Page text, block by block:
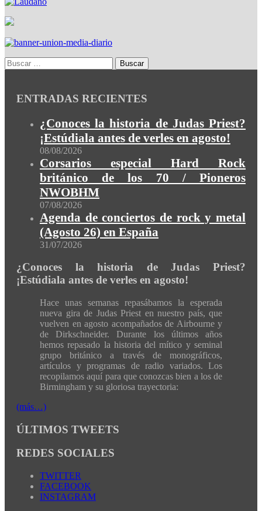
ENTRADAS RECIENTES
¿Conoces la historia de Judas Priest?
¡Estúdiala antes de verles en agosto!
08/08/2026
Corsarios especial Hard Rock
británico de los 70 / Pioneros
NWOBHM
07/08/2026
Agenda de conciertos de rock y metal
(Agosto 26) en España
31/07/2026
¿Conoces la historia de Judas Priest?
¡Estúdiala antes de verles en agosto!
Hace unas semanas repasábamos la esperada
nueva gira de Judas Priest en nuestro país, que
vuelven en agosto acompañados de Airbourne y
de Dirkschneider. Durante los últimos años
hemos repasado la historia del mítico y seminal
grupo británico a través de monográficos,
artículos y programas de radio variados. Los
recopilamos aquí para que conozcas bien a los de
Birmingham y su gloriosa trayectoria:
(más…)
ÚLTIMOS TWEETS
REDES SOCIALES
TWITTER
FACEBOOK
INSTAGRAM